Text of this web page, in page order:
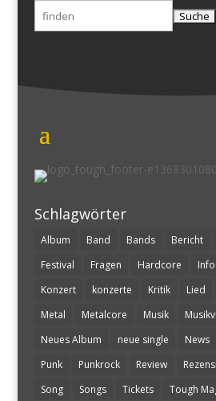
Suchen
nach:
Schlagwörter
Album Band Bands Bericht
Festival
Fragen Hardcore
Konzert
konzerte Kritik Lied
Metal
Metalcore Musik
Neues Album
neue single News
Punk
Punkrock Review
Song
Songs Tickets Tough